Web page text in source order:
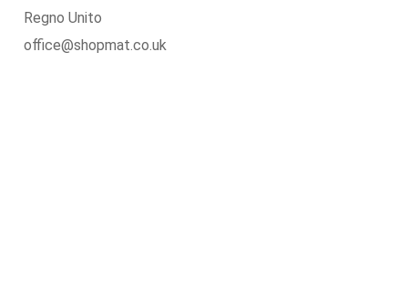
Regno Unito
office@shopmat.co.uk